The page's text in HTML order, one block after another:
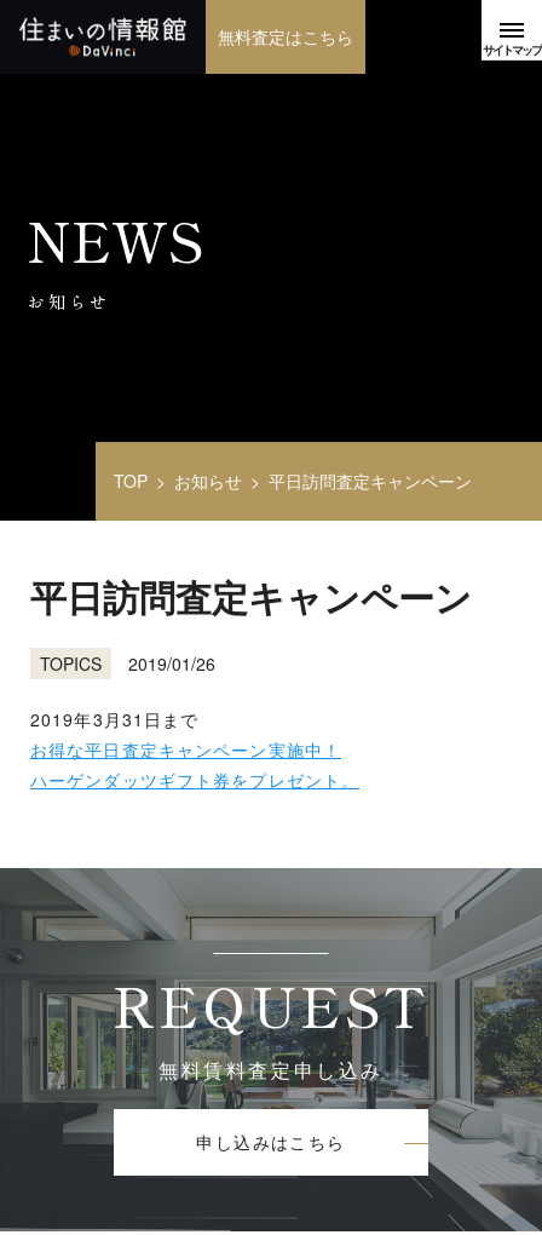
無料査定はこちら
お知らせ
NEWS
TOP お知らせ 平日訪問査定キャンペーン
平日訪問査定キャンペーン
TOPICS 2019/01/26
2019年3月31日まで
お得な平日査定キャンペーン実施中！
ハーゲンダッツギフト券をプレゼント。
無料賃料査定申し込み
REQUEST
申し込みはこちら